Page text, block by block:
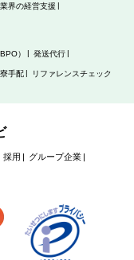
界の経営支援
） 発送代行
手配 リファレンスチェック
採用 グループ企業